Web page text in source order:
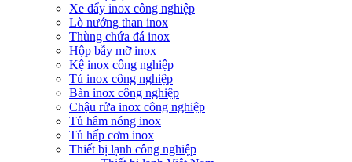
Xe đẩy inox công nghiệp
Lò nướng than inox
Thùng chứa đá inox
Hộp bẫy mỡ inox
Kệ inox công nghiệp
Tủ inox công nghiệp
Bàn inox công nghiệp
Chậu rửa inox công nghiệp
Tủ hâm nóng inox
Tủ hấp cơm inox
Thiết bị lạnh công nghiệp